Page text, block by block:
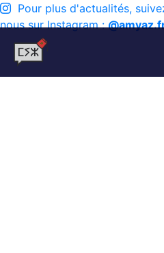
Pour plus d'actualités,
nous sur Instagram :